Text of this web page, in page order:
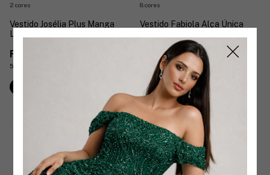
Vestido Josélia Plus Manga
Laço
R$589,90
5
2 cores
Vestido Fabiola Alça Única
R$569,90
deR$113,98sem juros
8 cores
Comprar